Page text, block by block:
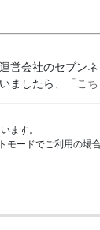
営会社のセブン
ましたら、「こ
ます。
ードでご利用の場